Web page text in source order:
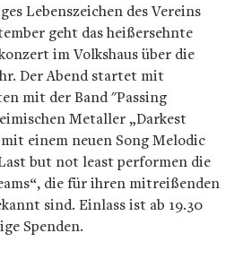
Lebenszeichen des Vereins
geht das heißersehnte
im Volkshaus über die
Der Abend startet mit
mit der Band "Passing
Metaller „Darkest
einem neuen Song Melodic
but not least performen die
die für ihren mitreißenden
sind. Einlass ist ab 19.30
Spenden.